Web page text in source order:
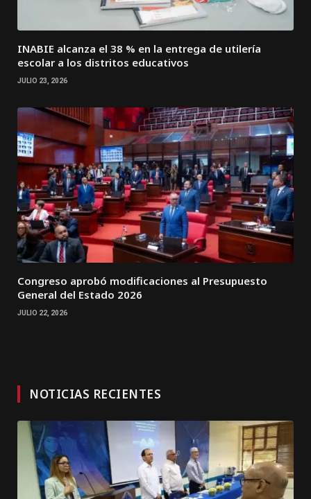
INABIE alcanza el 38 % en la entrega de utilería
escolar a los distritos educativos
JULIO 23, 2026
Congreso aprobó modificaciones al Presupuesto
General del Estado 2026
JULIO 22, 2026
NOTICIAS RECIENTES